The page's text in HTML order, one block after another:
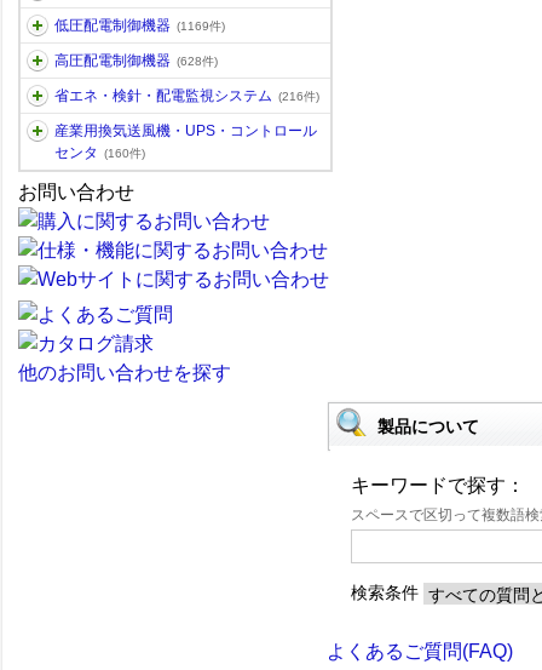
低圧配電制御機器 (1169件)
高圧配電制御機器 (628件)
省エネ・検針・配電監視システム (216件)
産業用換気送風機・UPS・コントロール
センタ
(160件)
お問い合わせ
他のお問い合わせを探す
製品について
キーワードで探す：
スペースで区切って複数語
検索条件
よくあるご質問(FAQ)